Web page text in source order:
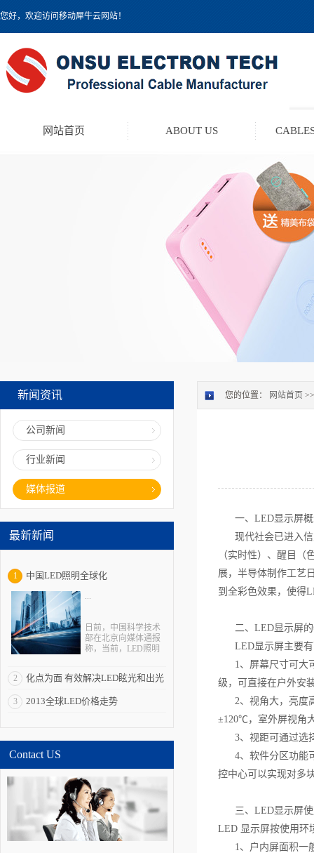
您好，欢迎访问移动犀牛云网站！
网站首页 ABOUT US
新闻资讯
公司新闻
行业新闻
媒体报道
最新新闻
1 中国LED照明全球化
...
日前，中国科学技术
部在北京向媒体通报
称，当前，LED照明
应，被全球多个国家
业。“LED照明是一个
环”。 在与发达国
合作计划，中国半导
体照明国家重点实验
室在荷兰代尔夫特大
学建立海外研发实体
机构“国际开放创新中
心”，并共同培养博士
及博士后。中国还与
2 化点为面 有效解决LED眩光和出光
效率低问题
3 2013全球LED价格走势
Contact US
您的位置： 网站首页 >>
一、LED显示屏概
现代社会已进入信
（实时性）、醒目
展，半导体制作工艺
到全彩色效果，使得
二、LED显示屏的
LED显示屏主要有
1、屏幕尺寸可大可
级，可直接在户外安
2、视角大，亮度高
±120℃，室外屏视角
3、视距可通过选择
4、软件分区功能可
控中心可以实现对多
三、LED显示屏使
LED 显示屏按使用环
1、户内屏面积一般